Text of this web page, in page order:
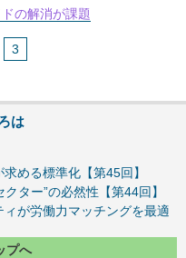
の解消が課題
3
は
める標準化【第45回】
ター”の必然性【第44回】
が労働力マッチングを最適
プへ